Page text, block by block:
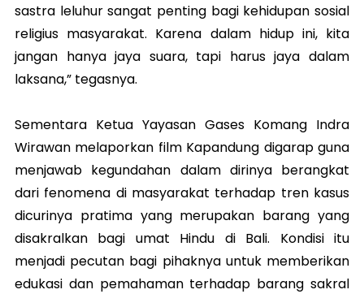
sastra leluhur sangat penting bagi kehidupan sosial
religius masyarakat. Karena dalam hidup ini, kita
jangan hanya jaya suara, tapi harus jaya dalam
laksana,” tegasnya.
Sementara Ketua Yayasan Gases Komang Indra
Wirawan melaporkan film Kapandung digarap guna
menjawab kegundahan dalam dirinya berangkat
dari fenomena di masyarakat terhadap tren kasus
dicurinya pratima yang merupakan barang yang
disakralkan bagi umat Hindu di Bali. Kondisi itu
menjadi pecutan bagi pihaknya untuk memberikan
edukasi dan pemahaman terhadap barang sakral